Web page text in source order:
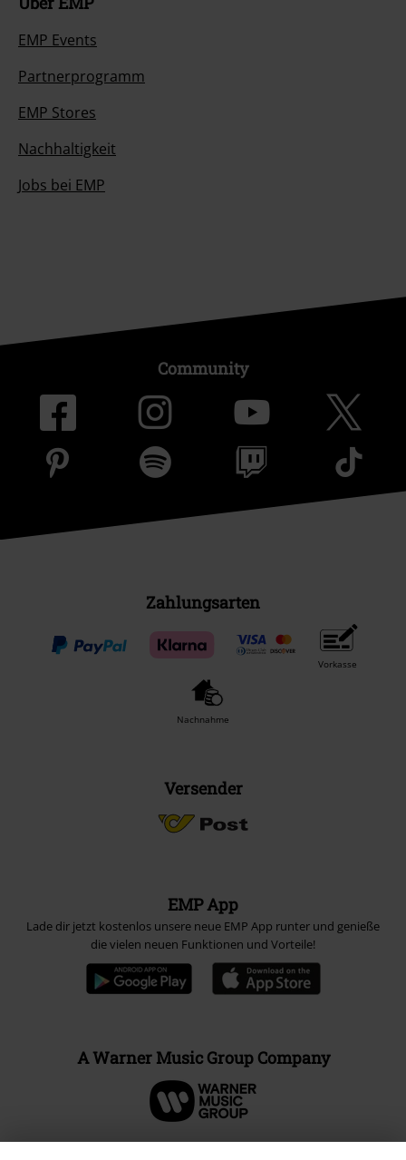
EMP Events
Partnerprogramm
EMP Stores
Nachhaltigkeit
Jobs bei EMP
Community
Zahlungsarten
Vorkasse
Nachnahme
Versender
EMP App
Lade dir jetzt kostenlos unsere neue EMP App runter und genieße
die vielen neuen Funktionen und Vorteile!
A Warner Music Group Company